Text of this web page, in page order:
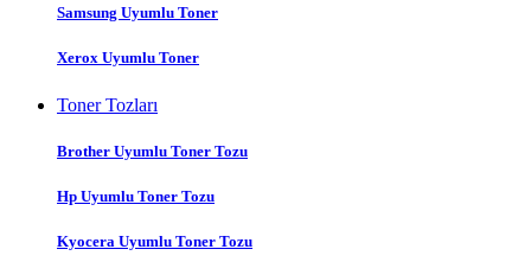
Samsung Uyumlu Toner
Xerox Uyumlu Toner
Toner Tozları
Brother Uyumlu Toner Tozu
Hp Uyumlu Toner Tozu
Kyocera Uyumlu Toner Tozu